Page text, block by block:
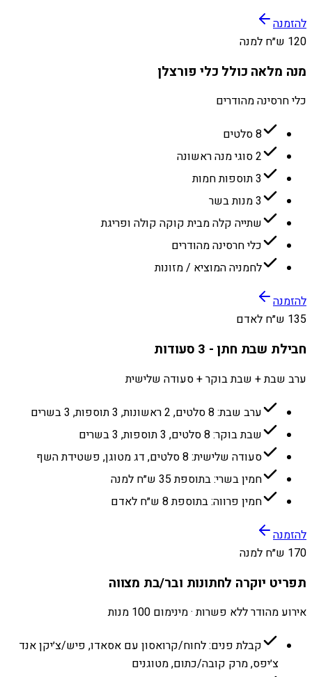
להזמנה
120 ש״ח למנה
מנה מלאה כולל כלי פורצלן
כלי חרסינה מהודרים
8 סלטים
2 סוגי מנה ראשונה
3 תוספות חמות
3 מנות בשר
שתייה קלה מבית קוקה קולה ופריגת
כלי חרסינה מהודרים
לחמניה המוציא / מזונות
להזמנה
135 ש״ח לאדם
חבילת שבת חתן - 3 סעודות
ערב שבת + שבת בוקר + סעודה שלישית
ערב שבת: 8 סלטים, 2 ראשונות, 3 תוספות, 3 בשרים
שבת בוקר: 8 סלטים, 3 תוספות, 3 בשרים
סעודה שלישית: 8 סלטים, דג מטוגן, פשטידת השף
חמין בשרי: בתוספת 35 ש״ח למנה
חמין פרווה: בתוספת 8 ש״ח לאדם
להזמנה
170 ש״ח למנה
תפריט יוקרה לחתונות ובר/בת מצווה
אירוע מהודר ללא פשרות · מינימום 100 מנות
קבלת פנים: לחוח/קרואסון עם אסאדו, פיש/צ׳יקן אנד
צ׳יפס, מרק קובה/כתום, מטוגנים